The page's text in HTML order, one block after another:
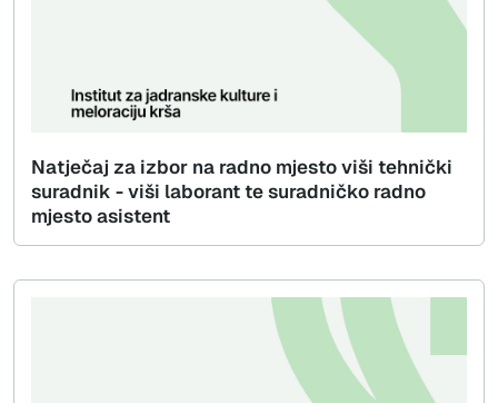
Natječaj za izbor na radno mjesto viši tehnički
suradnik - viši laborant te suradničko radno
mjesto asistent